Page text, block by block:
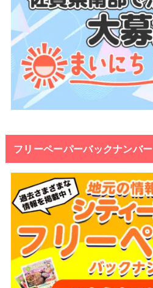
フリーペーパーバックナンバー